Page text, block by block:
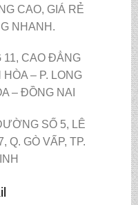
CAO, GIÁ RẺ
NHANH.
11, CAO ĐẲNG
– P. LONG
– ĐỒNG NAI
SỐ 5, LÊ
Q. GÒ VẤP, TP.